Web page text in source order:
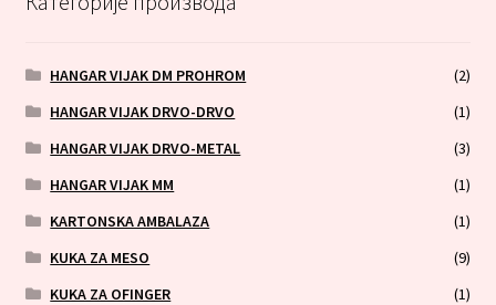
HANGAR VIJAK DM PROHROM
(2)
HANGAR VIJAK DRVO-DRVO
(1)
HANGAR VIJAK DRVO-METAL
(3)
HANGAR VIJAK MM
(1)
KARTONSKA AMBALAZA
(1)
KUKA ZA MESO
(9)
KUKA ZA OFINGER
(1)